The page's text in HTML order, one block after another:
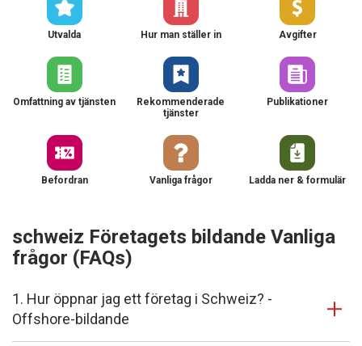
Utvalda Hur man ställer in Avgifter
Omfattning av tjänsten
Rekommenderade
tjänster
Publikationer
Befordran Vanliga frågor Ladda ner & formulär
schweiz Företagets bildande Vanliga
frågor (FAQs)
1. Hur öppnar jag ett företag i Schweiz? -
Offshore-bildande